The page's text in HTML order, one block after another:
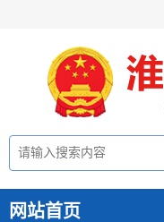
网站首页